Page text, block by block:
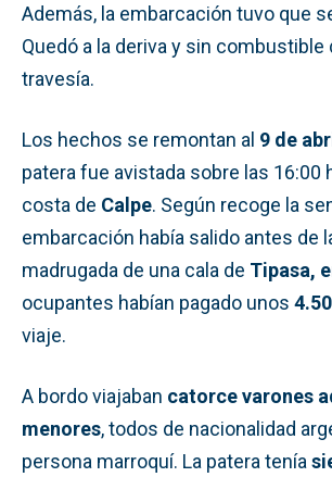
Además, la embarcación tuvo que
Quedó a la deriva y sin combustible
travesía.
Los hechos se remontan al 9 de
patera fue avistada sobre las 16:00
costa de Calpe. Según recoge la
embarcación había salido antes de
madrugada de una cala de Tipasa,
ocupantes habían pagado unos
viaje.
A bordo viajaban catorce varones
menores, todos de nacionalidad
persona marroquí. La patera tenía